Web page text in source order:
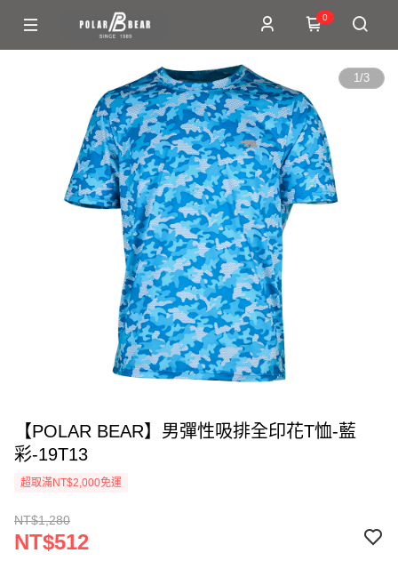
0
1/3
【POLAR BEAR】男彈性吸排全印花T恤-藍
彩-19T13
超取滿NT$2,000免運
NT$1,280
NT$512